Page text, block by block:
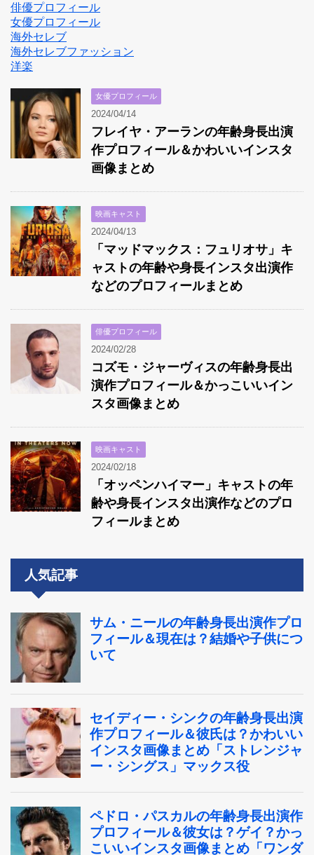
俳優プロフィール
女優プロフィール
海外セレブ
海外セレブファッション
洋楽
女優プロフィール
2024/04/14
フレイヤ・アーランの年齢身長出演
作プロフィール＆かわいいインスタ
画像まとめ
映画キャスト
2024/04/13
「マッドマックス：フュリオサ」キ
ャストの年齢や身長インスタ出演作
などのプロフィールまとめ
俳優プロフィール
2024/02/28
コズモ・ジャーヴィスの年齢身長出
演作プロフィール＆かっこいいイン
スタ画像まとめ
映画キャスト
2024/02/18
「オッペンハイマー」キャストの年
齢や身長インスタ出演作などのプロ
フィールまとめ
人気記事